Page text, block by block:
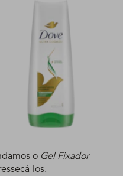
o Gel Fixador
los.